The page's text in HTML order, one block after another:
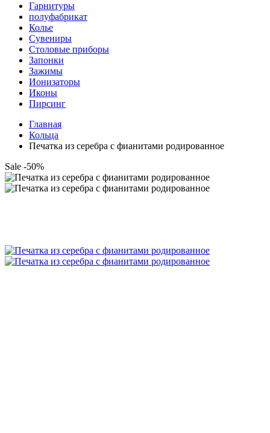
Гарнитуры
полуфабрикат
Колье
Сувениры
Столовые приборы
Запонки
Зажимы
Ионизаторы
Иконы
Пирсинг
Главная
Кольца
Печатка из серебра с фианитами родированное
Sale -50%